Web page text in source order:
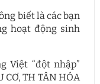
biết là các bạn
hoạt động sinh
Việt “đột nhập”
CƠ, TH TÂN HÓA